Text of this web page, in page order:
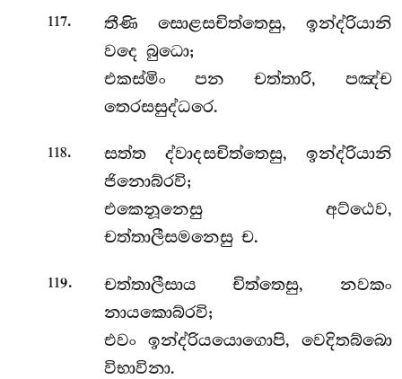
117.
තීණි සොළසචිත්තෙසු, ඉන්ද්රියානි
වදෙ බුධො;
එකස්මිං පන චත්තාරි, පඤ්ච
තෙරසසුද්ධරෙ.
118.
සත්ත ද්වාදසචිත්තෙසු, ඉන්ද්රියානි
ජිනොබ්රවි;
එකෙනූනෙසු අට්ඨෙව,
චත්තාලීසමනෙසු ච.
119. චත්තාලීසායචිත්තෙසු, නවකං
නායකොබ්රවි;
එවං ඉන්ද්රියයොගොපි, වෙදිතබ්බො
විභාවිනා.